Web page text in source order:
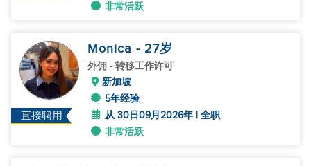
非常活跃
直接聘用
Monica - 27岁
外佣 - 转移工作许可
新加坡
5年经验
从 30日09月2026年 | 全职
非常活跃